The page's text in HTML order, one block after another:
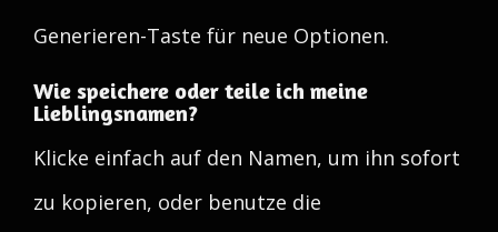
Generieren-Taste für neue Optionen.
Wie speichere oder teile ich meine
Lieblingsnamen?
Klicke einfach auf den Namen, um ihn sofort
zu kopieren, oder benutze die